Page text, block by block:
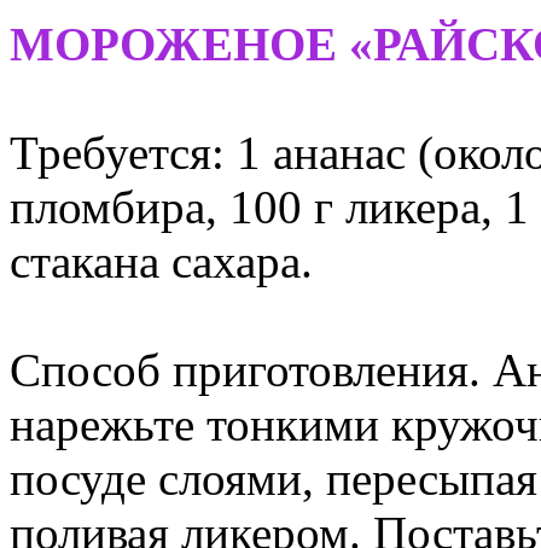
МОРОЖЕНОЕ
Требуется: 1 ананас
пломбира, 100 г ликера,
стакана сахара.
Способ приготовления.
нарежьте тонкими
посуде слоями,
поливая ликером.